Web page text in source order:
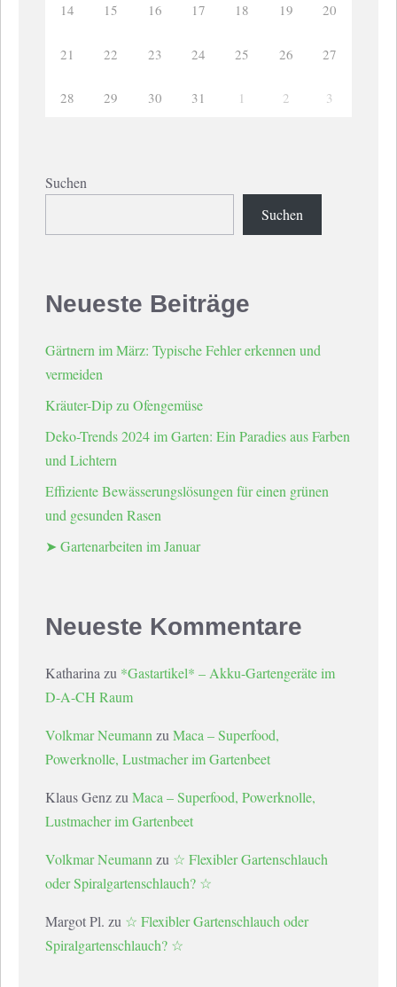
14 15 16 17 18 19 20
21 22 23 24 25 26 27
28 29 30 31 1 2 3
Suchen
Suchen
Neueste Beiträge
Gärtnern im März: Typische Fehler erkennen und
vermeiden
Kräuter-Dip zu Ofengemüse
Deko-Trends 2024 im Garten: Ein Paradies aus Farben
und Lichtern
Effiziente Bewässerungslösungen für einen grünen
und gesunden Rasen
➤ Gartenarbeiten im Januar
Neueste Kommentare
Katharina zu *Gastartikel* – Akku-Gartengeräte im
D-A-CH Raum
Volkmar Neumann zu Maca – Superfood,
Powerknolle, Lustmacher im Gartenbeet
Klaus Genz zu Maca – Superfood, Powerknolle,
Lustmacher im Gartenbeet
Volkmar Neumann zu ☆ Flexibler Gartenschlauch
oder Spiralgartenschlauch? ☆
Margot Pl. zu ☆ Flexibler Gartenschlauch oder
Spiralgartenschlauch? ☆